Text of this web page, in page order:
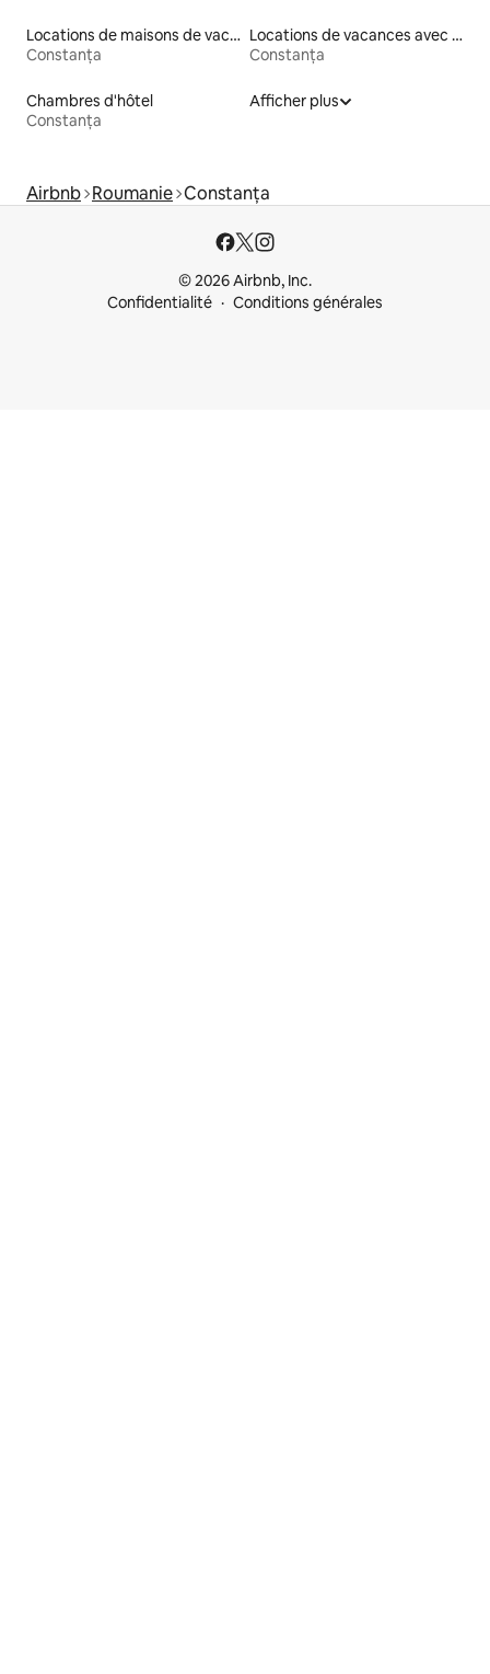
Locations de maisons de vacances
Constanța
Locations de vacances avec piscine
Constanța
Chambres d'hôtel
Constanța
Afficher plus
Airbnb Roumanie Constanța
© 2026 Airbnb, Inc.
Confidentialité
Conditions générales